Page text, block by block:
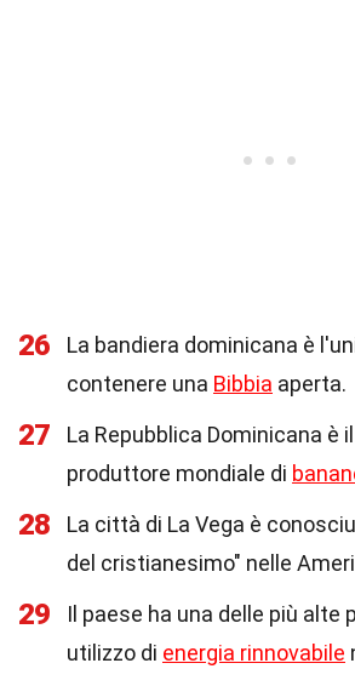
26
La bandiera dominicana è
contenere una Bibbia aperta.
27
La Repubblica Dominicana è
produttore mondiale di
28
La città di La Vega è
del cristianesimo" nelle
29
Il paese ha una delle più alte
utilizzo di energia rinnovabile